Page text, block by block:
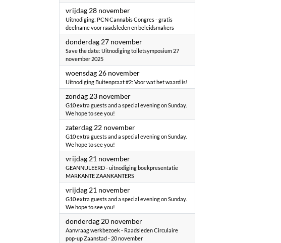
vrijdag 28 november2025
Uitnodiging: PCN Cannabis Congres - gratis
deelname voor raadsleden en beleidsmakers
donderdag 27 november2025
Save the date: Uitnodiging toiletsymposium 27
november 2025
woensdag 26 november2025
Uitnodiging Buitenpraat #2: Voor wat het waard is!
zondag 23 november2025
G10 extra guests and a special evening on Sunday.
We hope to see you!
zaterdag 22 november2025
G10 extra guests and a special evening on Sunday.
We hope to see you!
vrijdag 21 november2025
GEANNULEERD - uitnodiging boekpresentatie
MARKANTE ZAANKANTERS
vrijdag 21 november2025
G10 extra guests and a special evening on Sunday.
We hope to see you!
donderdag 20 november2025
Aanvraag werkbezoek - Raadsleden Circulaire
pop-up Zaanstad - 20 november